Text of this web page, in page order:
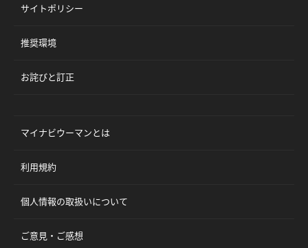
サイトポリシー
推奨環境
お詫びと訂正
マイナビウーマンとは
利用規約
個人情報の取扱いについて
ご意見・ご感想